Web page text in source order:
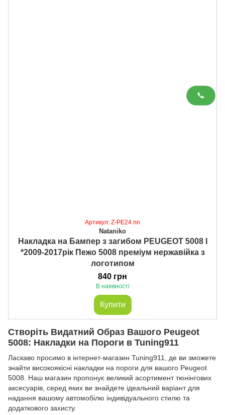
📞
Артикул: Z-PE24 nn
Nataniko
Накладка на Бампер з загибом PEUGEOT 5008 I
*2009-2017рік Пежо 5008 преміум нержавійка з
логотипом
840 грн
В наявності
Купити
Створіть Видатний Образ Вашого Peugeot
5008: Накладки на Пороги в Tuning911
Ласкаво просимо в інтернет-магазин Tuning911, де ви зможете
знайти високоякісні накладки на пороги для вашого Peugeot
5008. Наш магазин пропонує великий асортимент тюнінгових
аксесуарів, серед яких ви знайдете ідеальний варіант для
надання вашому автомобілю індивідуального стилю та
додаткового захисту.